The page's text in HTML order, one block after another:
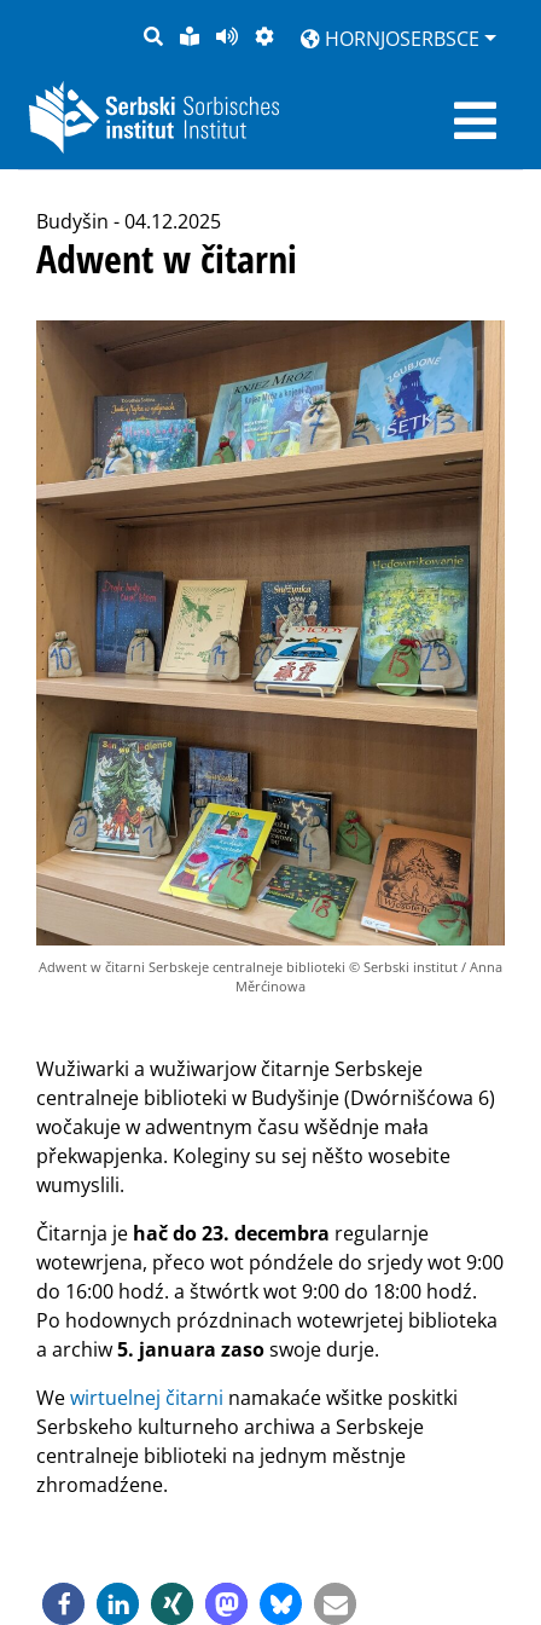
PYTANJE
LOCHKA
RĚČ
STRONU
PŘEDČITAĆ
ZWOBRAZNJENJE
HORNJOSERBSCE
Budyšin - 04.12.2025
Adwent w čitarni
Adwent w čitarni Serbskeje centralneje biblioteki © Serbski institut / Anna
Měrćinowa
Wužiwarki a wužiwarjow čitarnje Serbskeje
centralneje biblioteki w Budyšinje (Dwórnišćowa 6)
wočakuje w adwentnym času wšědnje mała
překwapjenka. Koleginy su sej něšto wosebite
wumyslili.
Čitarnja je hač do 23. decembra regularnje
wotewrjena, přeco wot póndźele do srjedy wot 9:00
do 16:00 hodź. a štwórtk wot 9:00 do 18:00 hodź.
Po hodownych prózdninach wotewrjetej biblioteka
a archiw5. januara zasoswoje durje.
Wewirtuelnej čitarni namakaće wšitke poskitki
Serbskeho kulturneho archiwa a Serbskeje
centralneje biblioteki na jednym městnje
zhromadźene.